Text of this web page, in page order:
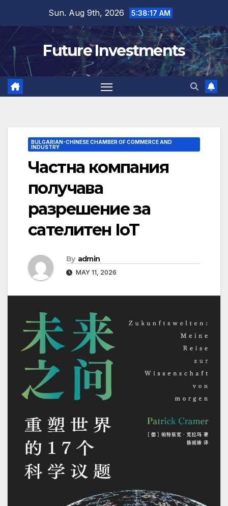
content
Sun. Aug 9th, 2026 5:38:18 AM
Future Investments
BULGARIAN-CHINESE CHAMBER OF COMMERCE AND
INDUSTRY
Частна компания
получава
разрешение за
сателитен IoT
By admin
MAY 11, 2026